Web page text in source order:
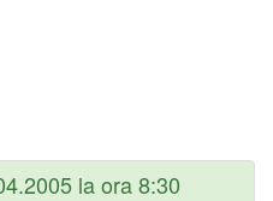
la ora 8:30